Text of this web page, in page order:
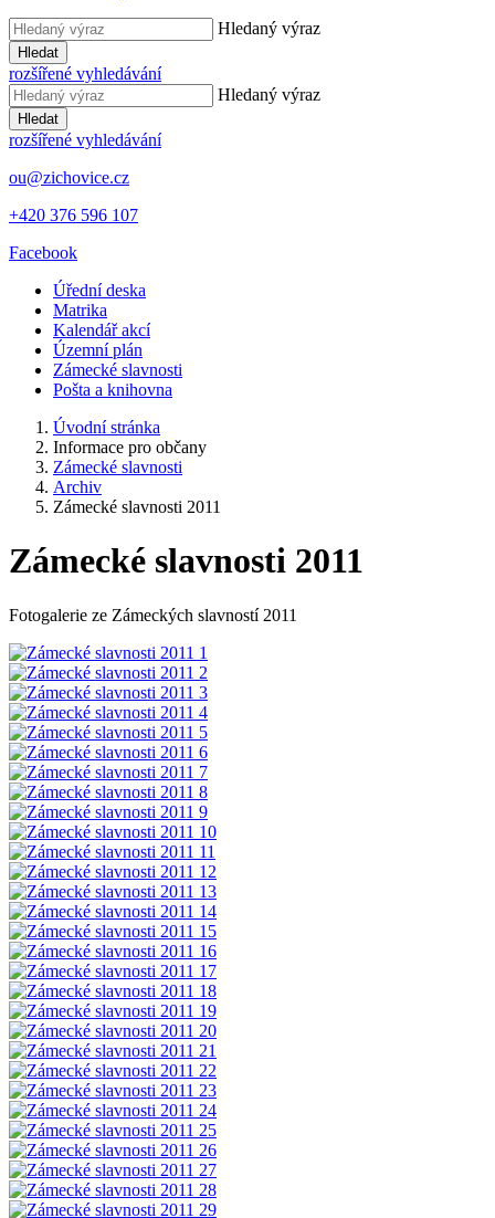
Hledaný výraz
Hledat
rozšířené vyhledávání
Hledaný výraz
Hledat
rozšířené vyhledávání
ou@zichovice.cz
+420 ​​376 596 107
Facebook
Úřední deska
Matrika
Kalendář akcí
Územní plán
Zámecké slavnosti
Pošta a knihovna
Úvodní stránka
Informace pro občany
Zámecké slavnosti
Archiv
Zámecké slavnosti 2011
Zámecké slavnosti 2011
Fotogalerie ze Zámeckých slavností 2011